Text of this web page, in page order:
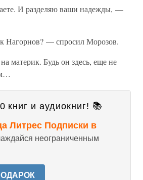
И разделяю ваши надежды, —
Нагорнов? — спросил Морозов.
материк. Будь он здесь, еще не
книг и аудиокниг! 📚
Литрес Подписки в
неограниченным